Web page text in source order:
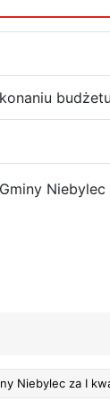
Niebylec
Kwartalna informacja o